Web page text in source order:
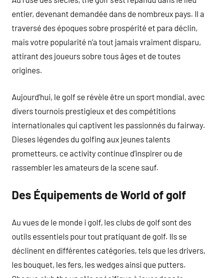
entier, devenant demandée dans de nombreux pays. Il a
traversé des époques sobre prospérité et para déclin,
mais votre popularité n’a tout jamais vraiment disparu,
attirant des joueurs sobre tous âges et de toutes
origines.
Aujourd’hui, le golf se révèle être un sport mondial, avec
divers tournois prestigieux et des compétitions
internationales qui captivent les passionnés du fairway.
Dieses légendes du golfing aux jeunes talents
prometteurs, ce activity continue d’inspirer ou de
rassembler les amateurs de la scene sauf.
Des Équipements de World of golf
Au vues de le monde i golf, les clubs de golf sont des
outils essentiels pour tout pratiquant de golf. Ils se
déclinent en différentes catégories, tels que les drivers,
les bouquet, les fers, les wedges ainsi que putters.